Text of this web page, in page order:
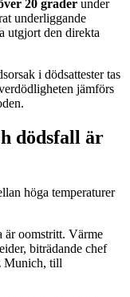
20 grader under
underliggande
utgjort den direkta
i dödsattester tas
jämförs
dödsfall är
höga temperaturer
är oomstritt. Värme
biträdande chef
Munich, till